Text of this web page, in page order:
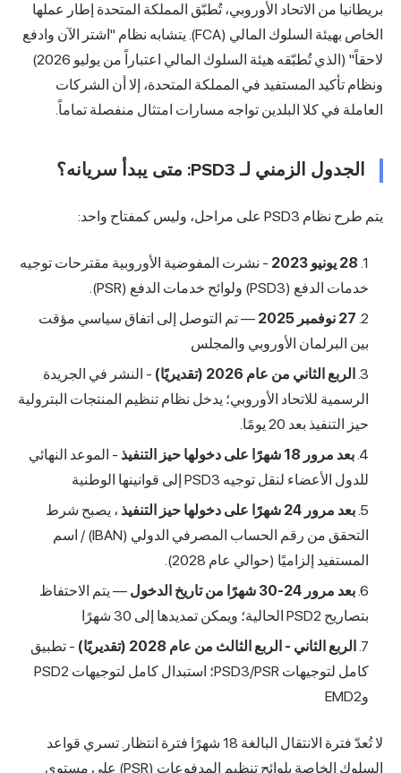
بريطانيا من الاتحاد الأوروبي، تُطبّق المملكة المتحدة إطار عملها
الخاص بهيئة السلوك المالي (FCA). يتشابه نظام "اشتر الآن وادفع
لاحقاً" (الذي تُطبّقه هيئة السلوك المالي اعتباراً من يوليو 2026)
ونظام تأكيد المستفيد في المملكة المتحدة، إلا أن الشركات
العاملة في كلا البلدين تواجه مسارات امتثال منفصلة تماماً.
الجدول الزمني لـ PSD3: متى يبدأ سريانه؟
يتم طرح نظام PSD3 على مراحل، وليس كمفتاح واحد:
28 يونيو 2023
- نشرت المفوضية الأوروبية مقترحات توجيه
خدمات الدفع (PSD3) ولوائح خدمات الدفع (PSR).
27 نوفمبر 2025
— تم التوصل إلى اتفاق سياسي مؤقت
بين البرلمان الأوروبي والمجلس
الربع الثاني من عام 2026 (تقديريًا)
- النشر في الجريدة
الرسمية للاتحاد الأوروبي؛ يدخل نظام تنظيم المنتجات البترولية
حيز التنفيذ بعد 20 يومًا.
بعد مرور 18 شهرًا على دخولها حيز التنفيذ
- الموعد النهائي
للدول الأعضاء لنقل توجيه PSD3 إلى قوانينها الوطنية
بعد مرور 24 شهرًا على دخولها حيز التنفيذ
، يصبح شرط
التحقق من رقم الحساب المصرفي الدولي (IBAN) / اسم
المستفيد إلزاميًا (حوالي عام 2028).
بعد مرور 24-30 شهرًا من تاريخ الدخول
— يتم الاحتفاظ
بتصاريح PSD2 الحالية؛ ويمكن تمديدها إلى 30 شهرًا
الربع الثاني - الربع الثالث من عام 2028 (تقديريًا)
- تطبيق
كامل لتوجيهات PSD3/PSR؛ استبدال كامل لتوجيهات PSD2
وEMD2
لا تُعدّ فترة الانتقال البالغة 18 شهرًا فترة انتظار. تسري قواعد
السلوك الخاصة بلوائح تنظيم المدفوعات (PSR) على مستوى